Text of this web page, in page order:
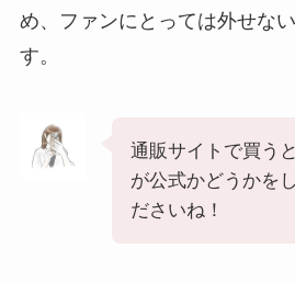
め、ファンにとっては外せな
す。
通販サイトで買う
が公式かどうかを
ださいね！